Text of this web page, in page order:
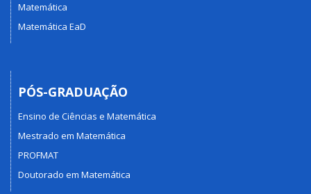
Matemática
Matemática EaD
PÓS-GRADUAÇÃO
Ensino de Ciências e Matemática
Mestrado em Matemática
PROFMAT
Doutorado em Matemática